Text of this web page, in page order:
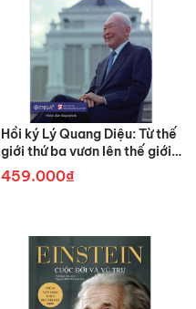
Hồi ký Lý Quang Diệu: Từ thế
giới thứ ba vươn lên thế giới
thứ nhất
459.000₫